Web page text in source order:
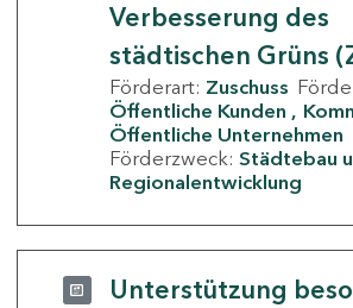
Verbesserung des
städtischen Grüns
Förderart: Zuschuss
Öffentliche Kunden
Öffentliche Unternehmen
Förderzweck: Städtebau
Regionalentwicklung
Unterstützung